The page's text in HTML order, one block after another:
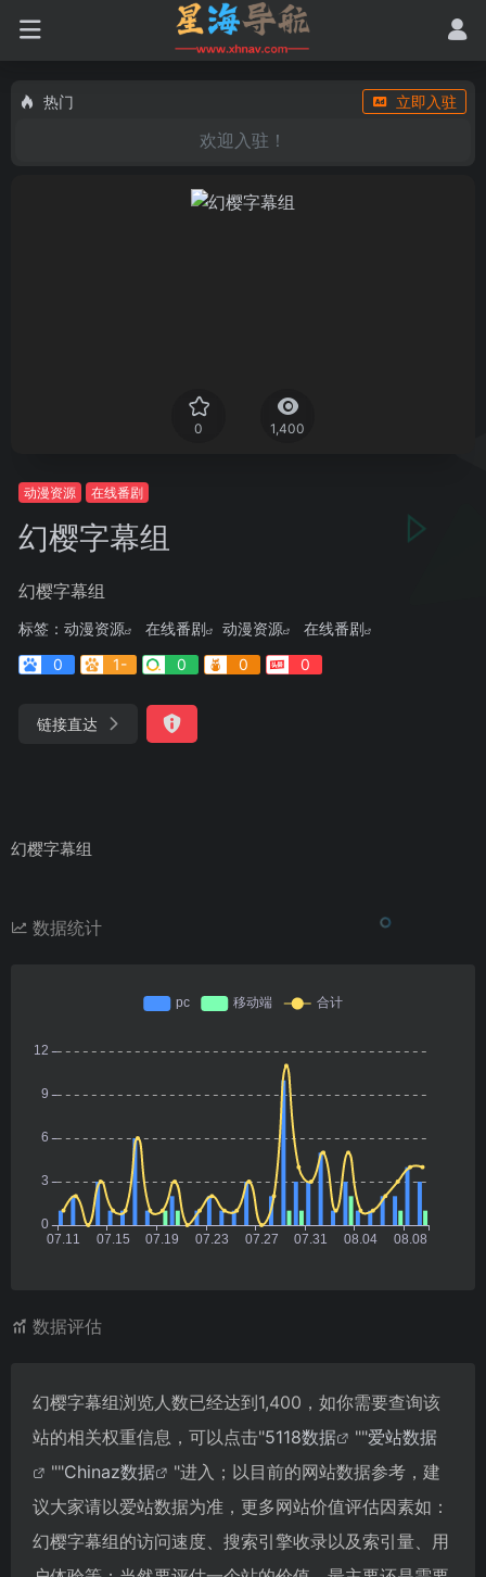
热门 立即入驻
欢迎入驻！
0 1,400
动漫资源 在线番剧
幻樱字幕组
幻樱字幕组
标签： 动漫资源 在线番剧 动漫资源
在线番剧
0
1- 0 0 0
链接直达
幻樱字幕组
数据统计
数据评估
幻樱字幕组浏览人数已经达到1,400，如你需要查询该
站的相关权重信息，可以点击"5118数据 ""爱站数据
""Chinaz数据
"进入；以目前的网站数据参考，建
议大家请以爱站数据为准，更多网站价值评估因素如：
幻樱字幕组的访问速度、搜索引擎收录以及索引量、用